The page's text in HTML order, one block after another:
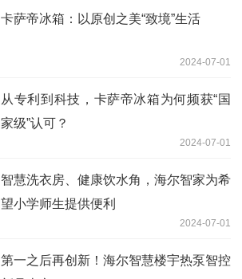
卡萨帝冰箱：以原创之美“致境”生活
2024-07-01
从专利到科技，卡萨帝冰箱为何频获“国
家级”认可？
2024-07-01
智慧洗衣房、健康饮水角，海尔智家为希
望小学师生提供便利
2024-07-01
第一之后再创新！海尔智慧楼宇热泵智控